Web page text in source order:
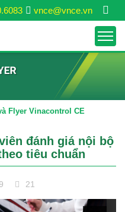
vnce@vnce.vn
Flyer Vinacontrol CE
đánh giá nội bộ
tiêu chuẩn
21